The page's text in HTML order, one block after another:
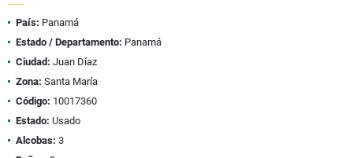
País: Panamá
Estado / Departamento: Panamá
Ciudad: Juan Díaz
Zona: Santa María
Código: 10017360
Estado: Usado
Alcobas: 3